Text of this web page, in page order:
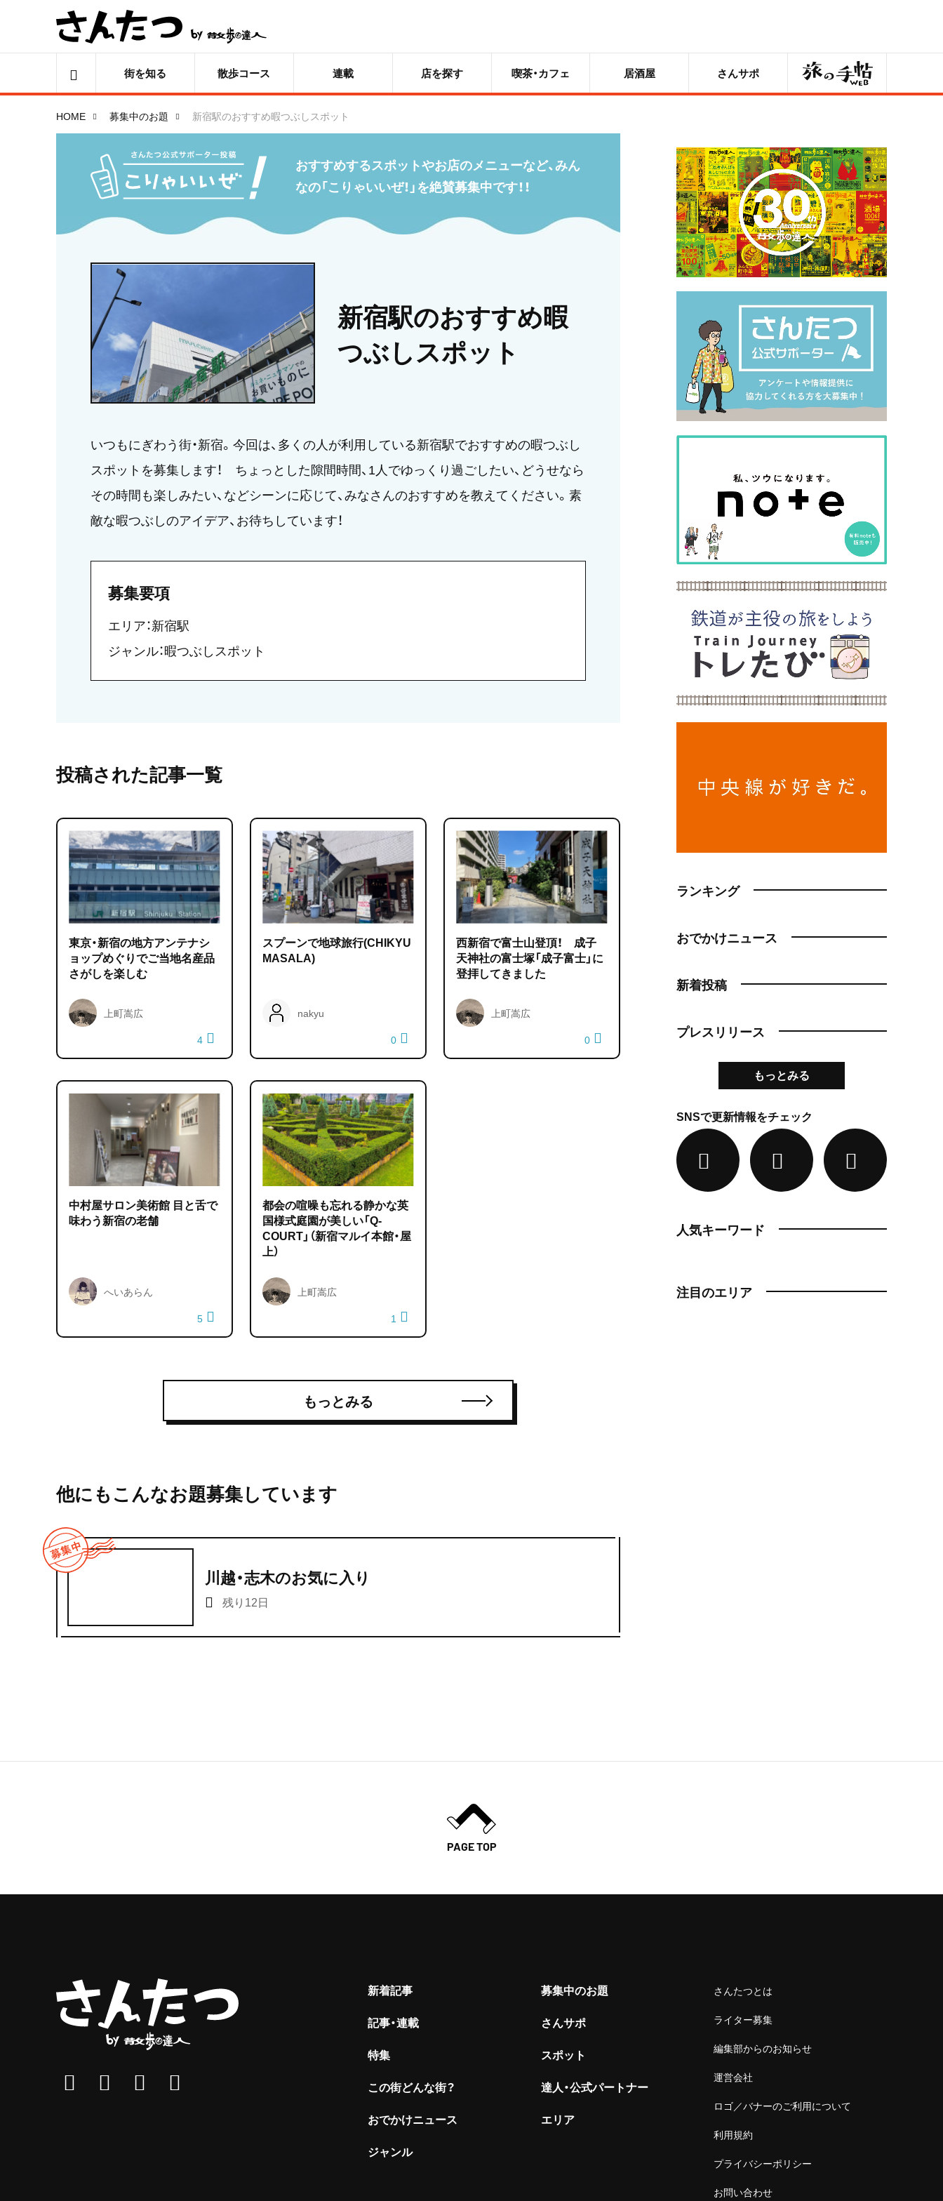
街を知る 散歩コース 連載 店を探す 喫茶・カフェ 居酒屋 さんサポ 旅の手帖
HOME 募集中のお題 新宿駅のおすすめ暇つぶしスポット
おすすめするスポットやお店のメニューなど、みん
なの「こりゃいいぜ！」を絶賛募集中です！！
新宿駅のおすすめ暇
つぶしスポット
いつもにぎわう街・新宿。今回は、多くの人が利用している新宿駅でおすすめの暇つぶし
スポットを募集します！ ちょっとした隙間時間、1人でゆっくり過ごしたい、どうせなら
その時間も楽しみたい、などシーンに応じて、みなさんのおすすめを教えてください。素
敵な暇つぶしのアイデア、お待ちしています！
募集要項
エリア：新宿駅
ジャンル：暇つぶしスポット
投稿された記事一覧
東京・新宿の地方アンテナシ
ョップめぐりでご当地名産品
さがしを楽しむ
上町嵩広
4
スプーンで地球旅行(CHIKYU
MASALA)
nakyu
0
西新宿で富士山登頂！ 成子
天神社の富士塚「成子富士」に
登拝してきました
上町嵩広
0
中村屋サロン美術館 目と舌で
味わう新宿の老舗
へいあらん
5
都会の喧噪も忘れる静かな英
国様式庭園が美しい「Q-
COURT」（新宿マルイ本館・屋
上）
上町嵩広
1
もっとみる
他にもこんなお題募集しています
川越・志木のお気に入り
残り12日
ランキング
おでかけニュース
新着投稿
プレスリリース
もっとみる
SNSで更新情報をチェック
人気キーワード
注目のエリア
PAGE TOP
新着記事
記事・連載
特集
この街どんな街？
おでかけニュース
募集中のお題
さんサポ
スポット
達人・公式パートナー
エリア
ジャンル
さんたつとは
ライター募集
編集部からのお知らせ
運営会社
ロゴ／バナーのご利用について
利用規約
プライバシーポリシー
お問い合わせ